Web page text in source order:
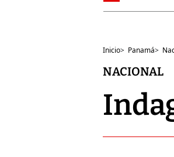
Inicio> Panamá>
NACIONAL